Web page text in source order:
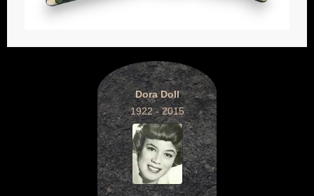
Dora Doll
1922 - 2015